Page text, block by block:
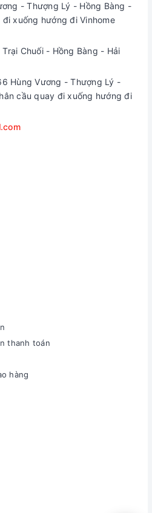
- Thượng Lý - Hồng Bàng -
xuống hướng đi Vinhome
Chuối - Hồng Bàng - Hải
Hùng Vương - Thượng Lý -
cầu quay đi xuống hướng đi
thanh toán
hàng